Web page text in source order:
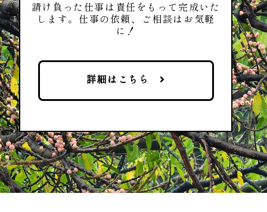
請け負った仕事は責任をもって完成いた
します。 仕事の依頼、ご相談はお気軽
に！
詳細はこちら